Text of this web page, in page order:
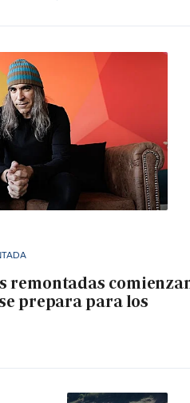
remontadas
prepara para los